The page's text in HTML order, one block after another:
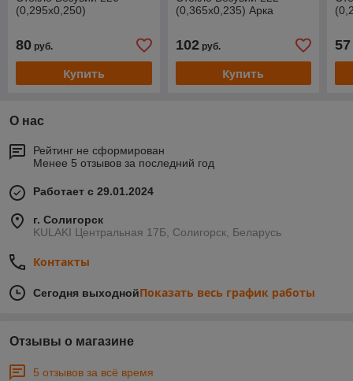
(0,295х0,250)
80 руб.
Купить
(0,365х0,235) Арка
102руб.
Купить
57
О нас
Рейтинг не сформирован
Менее 5 отзывов за последний год
Работает с 29.01.2024
г. Солигорск
KULAKI Центральная 17Б, Солигорск, Беларусь
Контакты
Сегодня выходнойПоказать весь график работы
Отзывы о магазине
5 отзывов за всё время